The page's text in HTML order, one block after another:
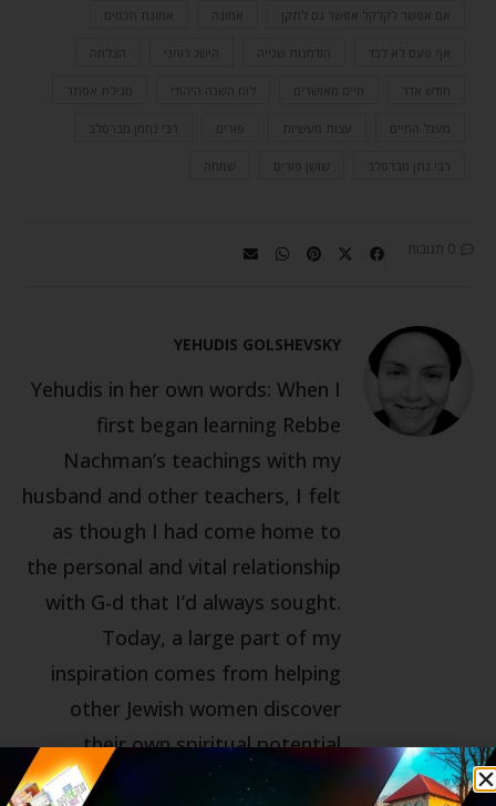
אם אפשר לקלקל אפשר גם לתקן אמונה אמונת חכמים
אף פעם לא לבד הזדמנות שנייה הישג רוחני הצלחה
חודש אדר חיים מאושרים לוח השנה היהודי מגילת אסתר
מעגל החיים עצות מעשיות פורים רבי נחמן מברסלב
רבי נתן מברסלב שושן פורים שמחה
0 תגובות
YEHUDIS GOLSHEVSKY
Yehudis in her own words: When I
first began learning Rebbe
Nachman’s teachings with my
husband and other teachers, I felt
as though I had come home to
the personal and vital relationship
with G-d that I’d always sought.
Today, a large part of my
inspiration comes from helping
other Jewish women discover
their own spiritual potential
through the meaningful teachings